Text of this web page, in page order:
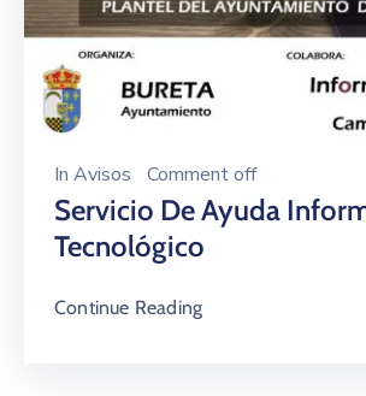
In Avisos Comment off
Servicio De Ayuda
Tecnológico
Continue Reading